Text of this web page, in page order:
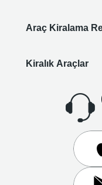
Araç Kiralama
Kiralık Araçlar